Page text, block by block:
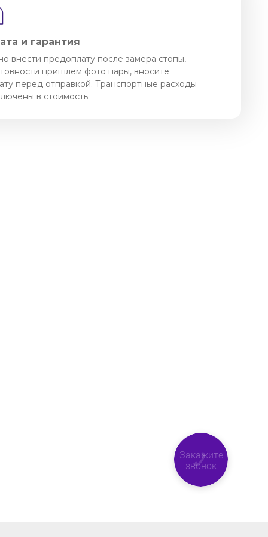
и гарантия
внести предоплату после замера стопы,
пришлем фото пары, вносите
перед отправкой. Транспортные расходы
в стоимость.
Закажите
звонок